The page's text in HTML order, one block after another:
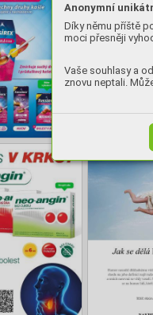
Anonymní
Díky němu příště
moci přesněji
Vaše souhlasy a
znovu neptali.